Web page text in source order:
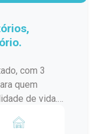
com 3
quem
de vida.